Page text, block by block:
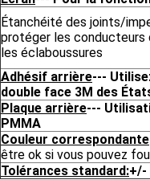
Étanchéité des joints/
protéger les
les éclaboussures
Adhésif arrière---
double face 3M des
Plaque arrière---
PMMA
Couleur correspondante
être ok si vous pouvez
Tolérances standard:+/-